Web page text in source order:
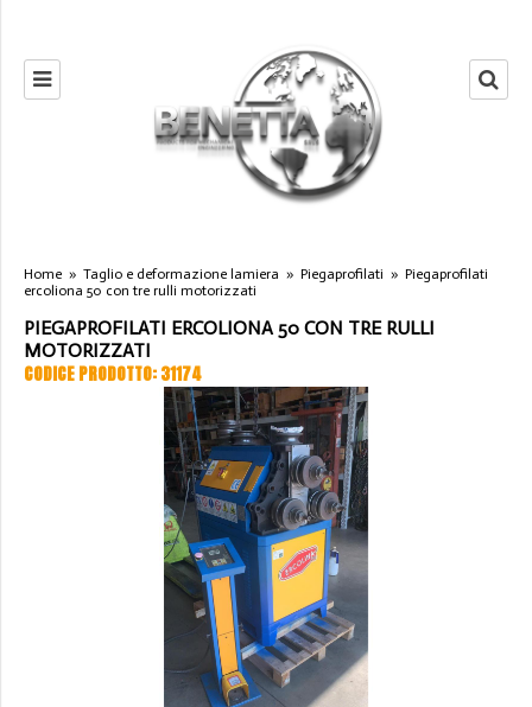
Home » Taglio e deformazione lamiera » Piegaprofilati » Piegaprofilati
ercoliona 50 con tre rulli motorizzati
PIEGAPROFILATI ERCOLIONA 50 CON TRE RULLI
MOTORIZZATI
CODICE PRODOTTO: 31174